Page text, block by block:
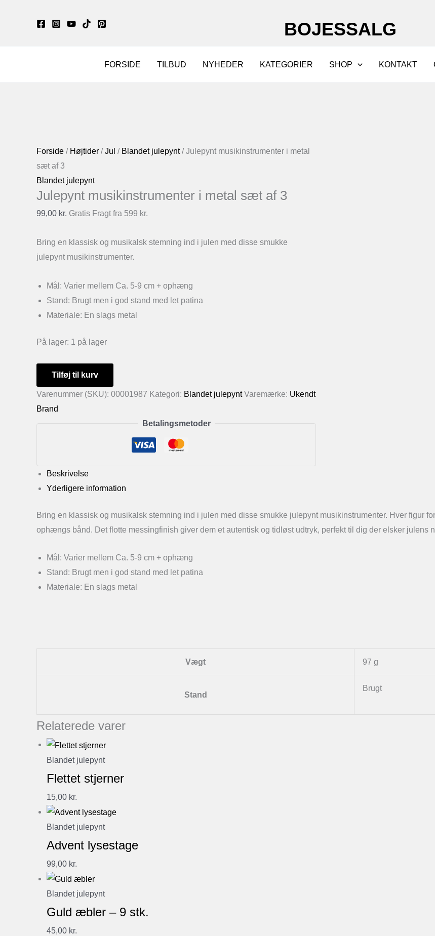
BOJESSALG
FORSIDE TILBUD NYHEDER KATEGORIER SHOP KONTAKT
Forside / Højtider /Jul / Blandet julepynt/ Julepynt musikinstrumenter i metal
sæt af 3
Blandet julepynt
Julepynt musikinstrumenter i metal sæt af 3
99,00 kr. Gratis Fragt fra 599 kr.
Bring en klassisk og musikalsk stemning ind i julen med disse smukke
julepynt musikinstrumenter.
Mål: Varier mellem Ca. 5-9 cm + ophæng
Stand: Brugt men i god stand med let patina
Materiale: En slags metal
På lager: 1 på lager
Julepynt
musikinstrumenter
metal
antal
Tilføj til kurv
Varenummer (SKU): 00001987 Kategori: Blandet julepynt Varemærke: Ukendt
Brand
Betalingsmetoder
Beskrivelse
Yderligere information
Bring en klassisk og musikalsk stemning ind i julen med disse smukke julepynt musikinstrumenter. Hver figur
ophængs bånd. Det flotte messingfinish giver dem et autentisk og tidløst udtryk, perfekt til dig der elsker julens
Mål: Varier mellem Ca. 5-9 cm + ophæng
Stand: Brugt men i god stand med let patina
Materiale: En slags metal
Vægt 97 g
Stand
Brugt
Relaterede varer
Blandet julepynt
Flettet stjerner
15,00 kr.
Blandet julepynt
Advent lysestage
99,00 kr.
Blandet julepynt
Guld æbler – 9 stk.
45,00 kr.